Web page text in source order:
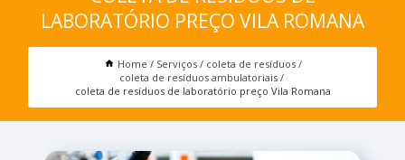
LABORATÓRIO PREÇO VILA ROMANA
Home Serviços
coleta de resíduos
coleta de resíduos ambulatoriais
coleta de resíduos de laboratório preço Vila Romana